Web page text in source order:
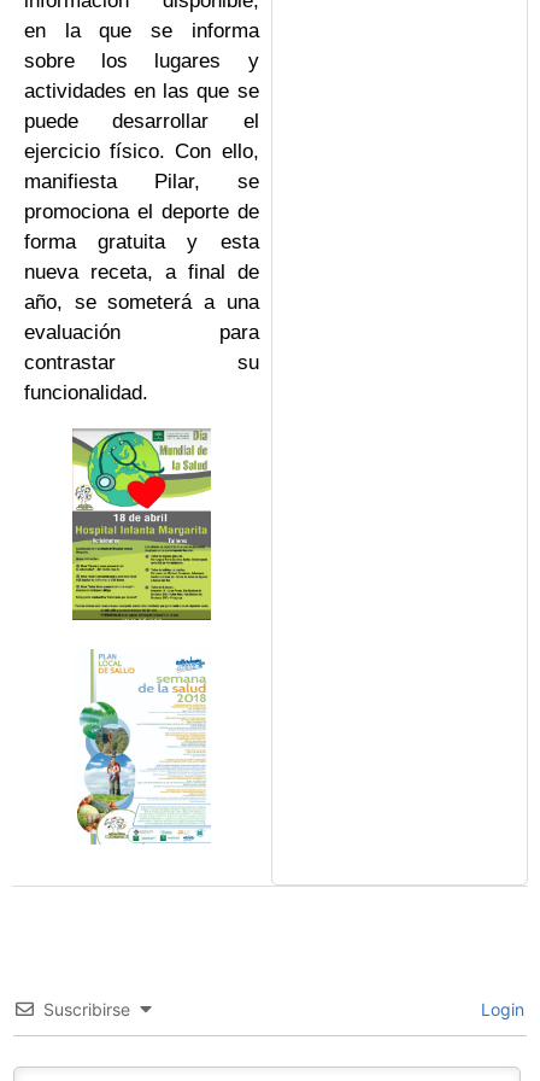
en la que se informa
sobre los lugares y
actividades en las que se
puede desarrollar el
ejercicio físico. Con ello,
manifiesta Pilar, se
promociona el deporte de
forma gratuita y esta
nueva receta, a final de
año, se someterá a una
evaluación para
contrastar su
funcionalidad.
Suscribirse Login